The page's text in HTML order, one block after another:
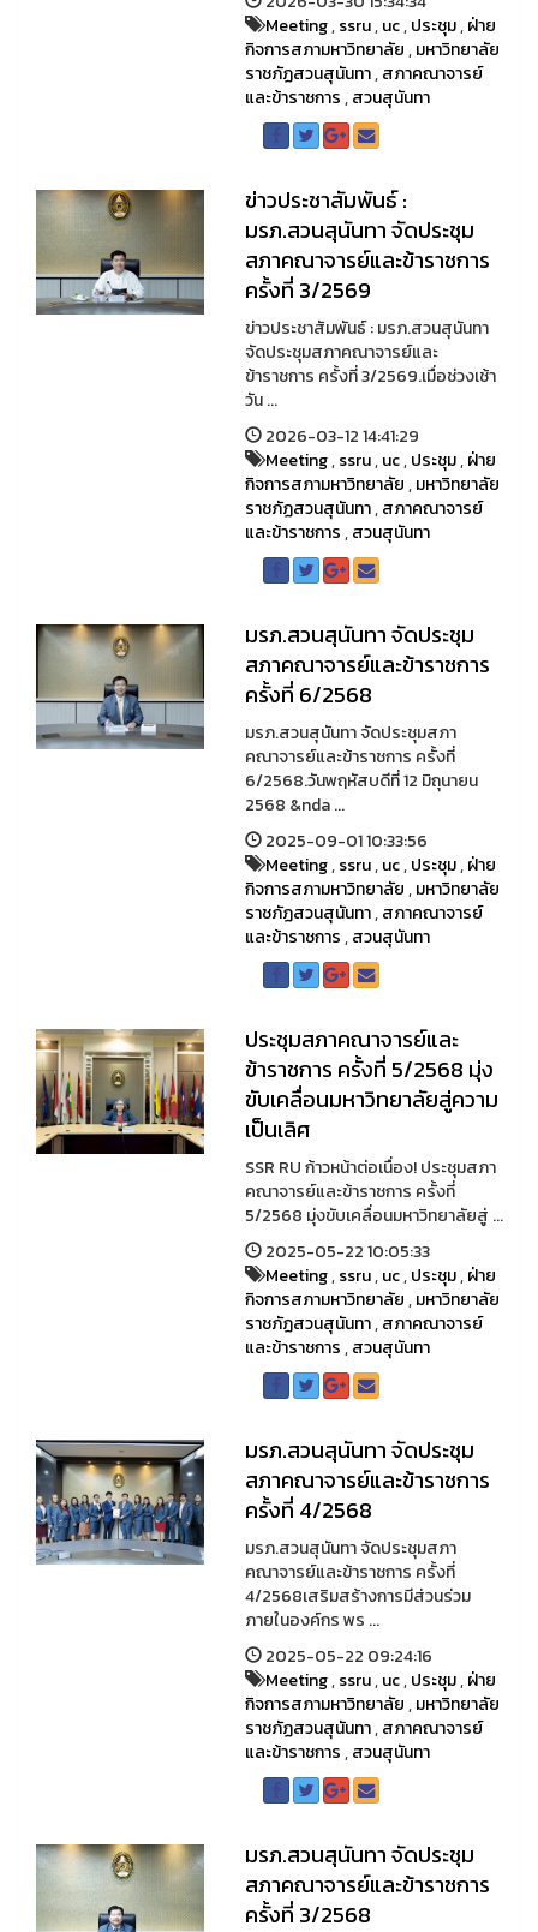
Meeting,ssru,uc,ประชุม,ฝ่าย
กิจการสภามหาวิทยาลัย,มหาวิทยาลัย
ราชภัฏสวนสุนันทา,สภาคณาจารย์
และข้าราชการ,สวนสุนันทา
ข่าวประชาสัมพันธ์ :
มรภ.สวนสุนันทา จัดประชุม
สภาคณาจารย์และข้าราชการ
ครั้งที่ 3/2569
ข่าวประชาสัมพันธ์ : มรภ.สวนสุนันทา
จัดประชุมสภาคณาจารย์และ
ข้าราชการ ครั้งที่ 3/2569.เมื่อช่วงเช้า
วัน ...
2026-03-12 14:41:29
Meeting,ssru,uc,ประชุม,ฝ่าย
กิจการสภามหาวิทยาลัย,มหาวิทยาลัย
ราชภัฏสวนสุนันทา,สภาคณาจารย์
และข้าราชการ,สวนสุนันทา
มรภ.สวนสุนันทา จัดประชุม
สภาคณาจารย์และข้าราชการ
ครั้งที่ 6/2568
มรภ.สวนสุนันทา จัดประชุมสภา
คณาจารย์และข้าราชการ ครั้งที่
6/2568.วันพฤหัสบดีที่ 12 มิถุนายน
2568 &nda ...
2025-09-01 10:33:56
Meeting,ssru,uc,ประชุม,ฝ่าย
กิจการสภามหาวิทยาลัย,มหาวิทยาลัย
ราชภัฏสวนสุนันทา,สภาคณาจารย์
และข้าราชการ,สวนสุนันทา
ประชุมสภาคณาจารย์และ
ข้าราชการ ครั้งที่ 5/2568 มุ่ง
ขับเคลื่อนมหาวิทยาลัยสู่ความ
เป็นเลิศ
SSR RU ก้าวหน้าต่อเนื่อง! ประชุมสภา
คณาจารย์และข้าราชการ ครั้งที่
5/2568 มุ่งขับเคลื่อนมหาวิทยาลัยสู่ ...
2025-05-22 10:05:33
Meeting,ssru,uc,ประชุม,ฝ่าย
กิจการสภามหาวิทยาลัย,มหาวิทยาลัย
ราชภัฏสวนสุนันทา,สภาคณาจารย์
และข้าราชการ,สวนสุนันทา
มรภ.สวนสุนันทา จัดประชุม
สภาคณาจารย์และข้าราชการ
ครั้งที่ 4/2568
มรภ.สวนสุนันทา จัดประชุมสภา
คณาจารย์และข้าราชการ ครั้งที่
4/2568เสริมสร้างการมีส่วนร่วม
ภายในองค์กร พร ...
2025-05-22 09:24:16
Meeting,ssru,uc,ประชุม,ฝ่าย
กิจการสภามหาวิทยาลัย,มหาวิทยาลัย
ราชภัฏสวนสุนันทา,สภาคณาจารย์
และข้าราชการ,สวนสุนันทา
มรภ.สวนสุนันทา จัดประชุม
สภาคณาจารย์และข้าราชการ
ครั้งที่ 3/2568